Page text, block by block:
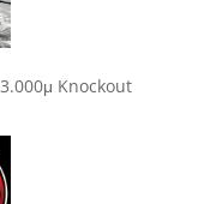
3.000μ Knockout